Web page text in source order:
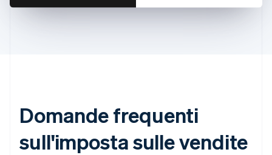
Domande frequenti
sull'imposta sulle vendite
简体中文English
Estonia
Finlandia